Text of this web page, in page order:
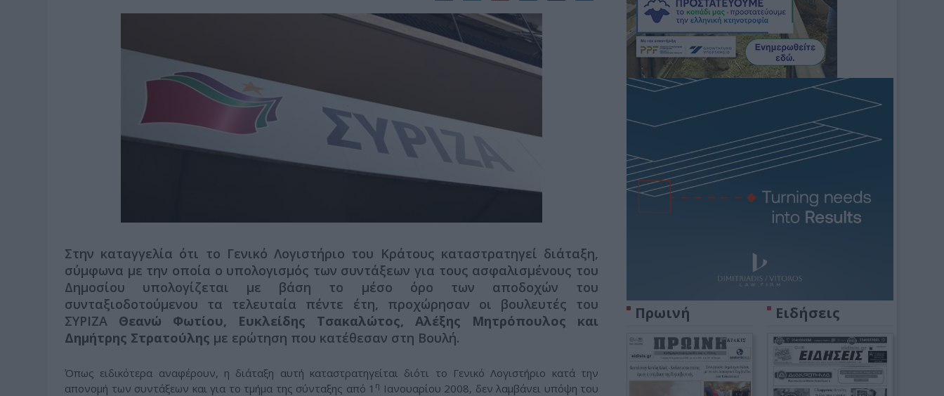
Στην καταγγελία ότι το Γενικό Λογιστήριο του Κράτους καταστρατηγεί διάταξη,
σύμφωνα με την οποία ο υπολογισμός των συντάξεων για τους ασφαλισμένους του
Δημοσίου υπολογίζεται με βάση το μέσο όρο των αποδοχών του
συνταξιοδοτούμενου τα τελευταία πέντε έτη, προχώρησαν οι βουλευτές του
ΣΥΡΙΖΑ Θεανώ Φωτίου, Ευκλείδης Τσακαλώτος, Αλέξης Μητρόπουλος και
Δημήτρης Στρατούλης με ερώτηση που κατέθεσαν στη Βουλή.
Όπως ειδικότερα αναφέρουν, η διάταξη αυτή καταστρατηγείται διότι το Γενικό Λογιστήριο κατά την
απονομή των συντάξεων και για το τμήμα της σύνταξης από 1 η Ιανουαρίου 2008, δεν λαμβάνει υπόψη του
Πρωινή Ειδήσεις